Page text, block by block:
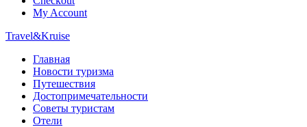
My Account
Travel&Kruise
Главная
Новости туризма
Путешествия
Достопримечательности
Советы туристам
Отели